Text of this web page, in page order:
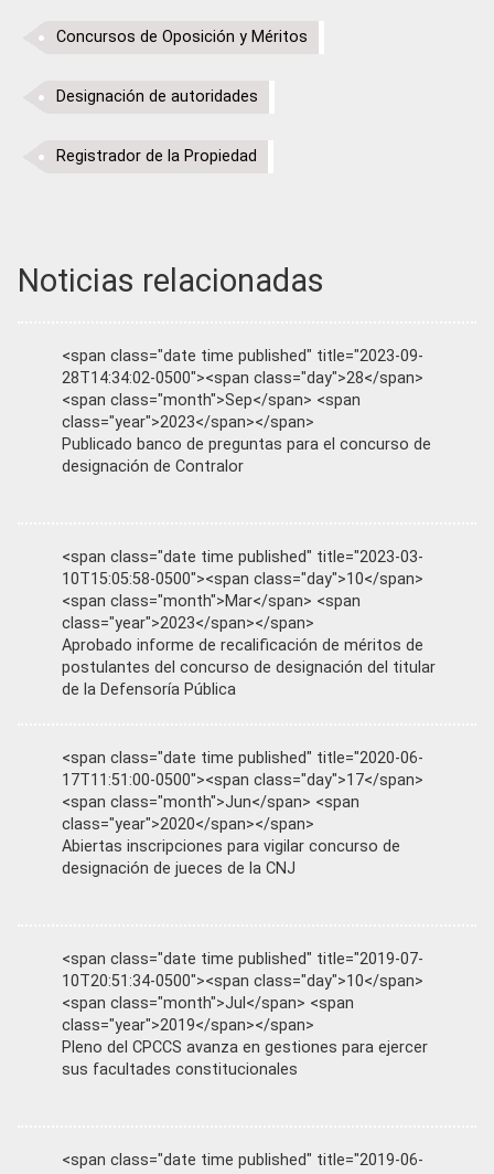
Concursos de Oposición y Méritos
Designación de autoridades
Registrador de la Propiedad
Noticias relacionadas
<span class="date time published" title="2023-09-
28T14:34:02-0500"><span class="day">28</span>
<span class="month">Sep</span> <span
class="year">2023</span></span>
Publicado banco de preguntas para el concurso de
designación de Contralor
<span class="date time published" title="2023-03-
10T15:05:58-0500"><span class="day">10</span>
<span class="month">Mar</span> <span
class="year">2023</span></span>
Aprobado informe de recalificación de méritos de
postulantes del concurso de designación del titular
de la Defensoría Pública
<span class="date time published" title="2020-06-
17T11:51:00-0500"><span class="day">17</span>
<span class="month">Jun</span> <span
class="year">2020</span></span>
Abiertas inscripciones para vigilar concurso de
designación de jueces de la CNJ
<span class="date time published" title="2019-07-
10T20:51:34-0500"><span class="day">10</span>
<span class="month">Jul</span> <span
class="year">2019</span></span>
Pleno del CPCCS avanza en gestiones para ejercer
sus facultades constitucionales
<span class="date time published" title="2019-06-